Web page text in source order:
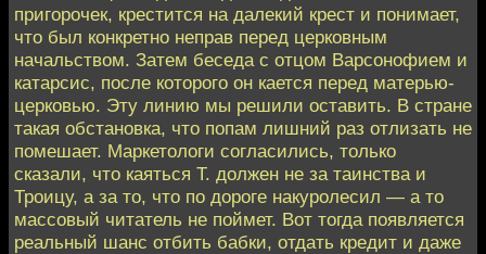
пригорочек, крестится на далекий крест и понимает,
что был конкретно неправ перед церковным
начальством. Затем беседа с отцом Варсонофием и
катарсис, после которого он кается перед матерью-
церковью. Эту линию мы решили оставить. В стране
такая обстановка, что попам лишний раз отлизать не
помешает. Маркетологи согласились, только
сказали, что каяться Т. должен не за таинства и
Троицу, а за то, что по дороге накуролесил — а то
массовый читатель не поймет. Вот тогда появляется
реальный шанс отбить бабки, отдать кредит и даже